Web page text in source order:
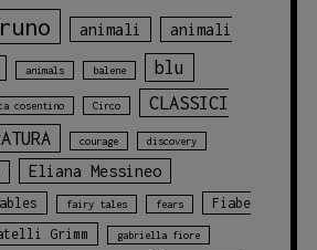
animali animali
animals balene blu
cosentino Circo
CLASSICI
courage discovery
Eliana Messineo
fairy tales fears
Fiabe
Grimm gabriella fiore